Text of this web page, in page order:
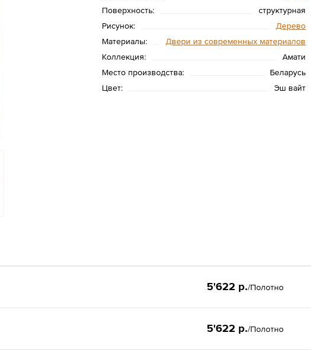
Поверхность:
структурная
Рисунок:
Дерево
Материалы:
Двери из современных материалов
Коллекция:
Амати
Место производства:
Беларусь
Цвет:
Эш вайт
5'622 р./Полотно
5'622 р./Полотно